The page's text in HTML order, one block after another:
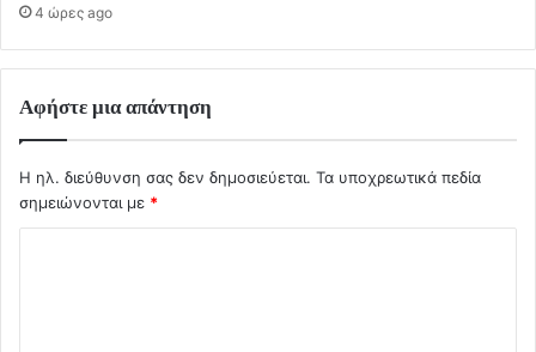
4 ώρες ago
Αφήστε μια απάντηση
Η ηλ. διεύθυνση σας δεν δημοσιεύεται. Τα υποχρεωτικά πεδία
σημειώνονται με *